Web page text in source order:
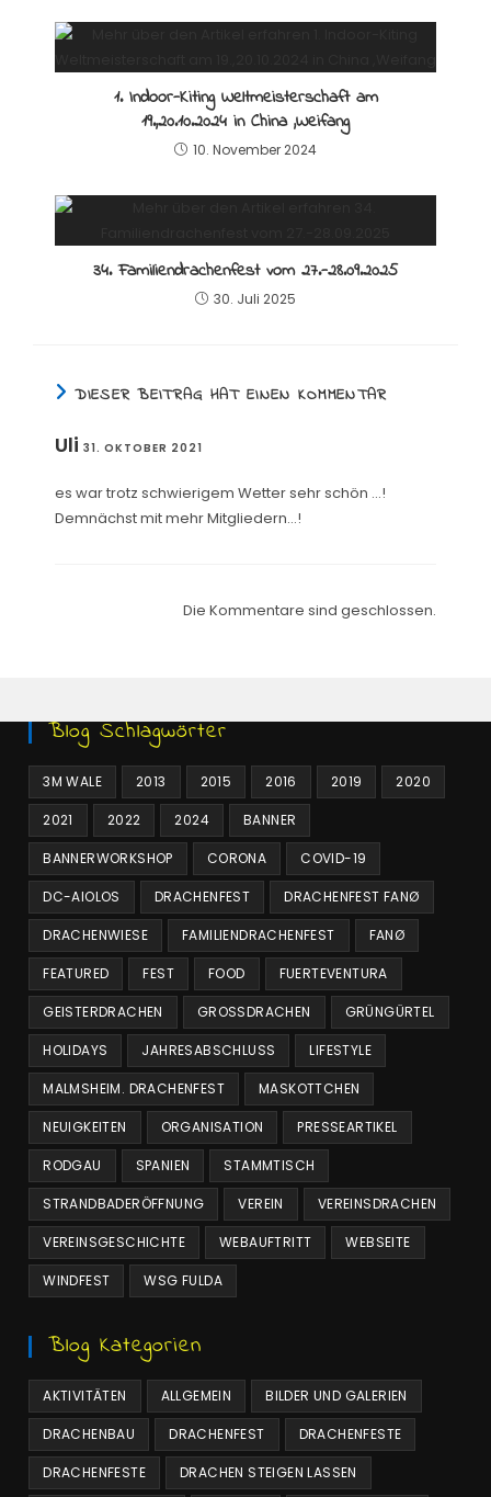
1. Indoor-Kiting Weltmeisterschaft am
19.,20.10.2024 in China ,Weifang
10. November 2024
34. Familiendrachenfest vom 27.-28.09.2025
30. Juli 2025
DIESER BEITRAG HAT EINEN KOMMENTAR
Uli 31. OKTOBER 2021
es war trotz schwierigem Wetter sehr schön …!
Demnächst mit mehr Mitgliedern…!
Die Kommentare sind geschlossen.
Blog Schlagwörter
3M WALE 2013 2015 2016 2019 2020
2021 2022 2024 BANNER
BANNERWORKSHOP CORONA COVID-19
DC-AIOLOS DRACHENFEST DRACHENFEST FANØ
DRACHENWIESE FAMILIENDRACHENFEST FANØ
FEATURED FEST FOOD FUERTEVENTURA
GEISTERDRACHEN GROSSDRACHEN GRÜNGÜRTEL
HOLIDAYS JAHRESABSCHLUSS LIFESTYLE
MALMSHEIM. DRACHENFEST MASKOTTCHEN
NEUIGKEITEN ORGANISATION PRESSEARTIKEL
RODGAU SPANIEN STAMMTISCH
STRANDBADERÖFFNUNG VEREIN VEREINSDRACHEN
VEREINSGESCHICHTE WEBAUFTRITT WEBSEITE
WINDFEST WSG FULDA
Blog Kategorien
AKTIVITÄTEN ALLGEMEIN BILDER UND GALERIEN
DRACHENBAU DRACHENFEST DRACHENFESTE
DRACHENFESTE DRACHEN STEIGEN LASSEN